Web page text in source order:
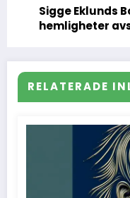
Sigge Eklunds
hemligheter
RELATERADE